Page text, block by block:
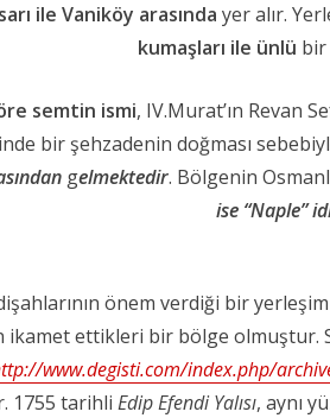
ile Vaniköy arasında yer alır.
kumaşları ile ünlü bir
semtin ismi, IV.Murat’ın Revan
bir şehzadenin doğması
gelmektedir. Bölgenin
ise “Naple”
önem verdiği bir
ikamet ettikleri bir bölge olmuştur.
www.degisti.com/index.php/
1755 tarihli Edip Efendi Yalısı, aynı